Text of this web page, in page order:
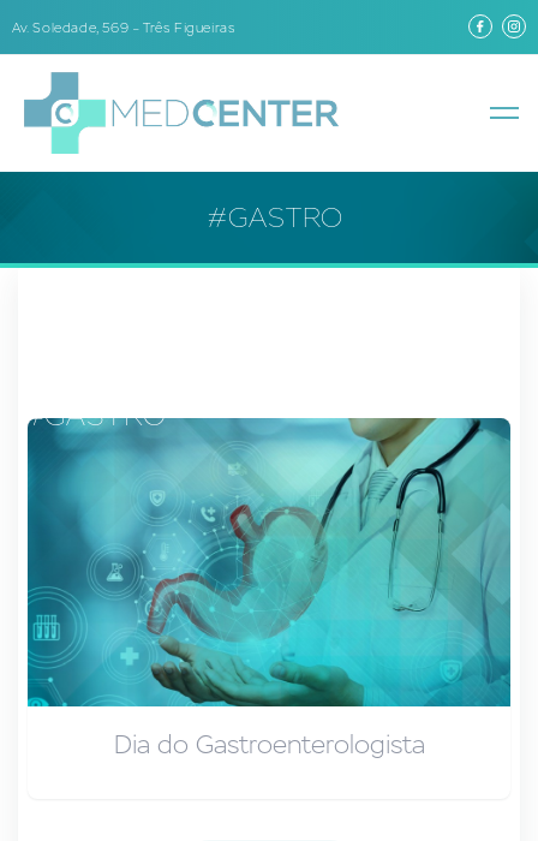
Av. Soledade, 569 – Três Figueiras
#GASTRO
#GASTRO
Dia do Gastroenterologista